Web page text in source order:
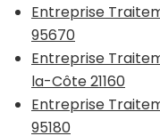
Entreprise
95670
Entreprise
la-Côte 21160
Entreprise
95180